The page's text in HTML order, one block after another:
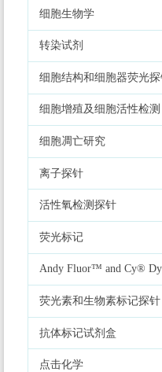
细胞生物学
转染试剂
细胞结构和细胞器荧光
细胞增殖及细胞活性检测
细胞凋亡研究
离子探针
活性氧检测探针
荧光标记
Andy Fluor™ and Cy®
荧光素和生物素标记探针
抗体标记试剂盒
点击化学